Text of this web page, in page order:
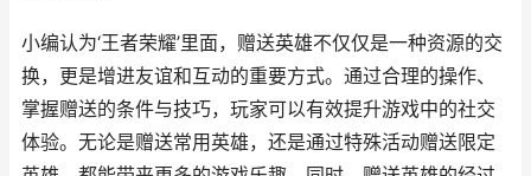
小编认为‘王者荣耀’里面，赠送英雄不仅仅是一种资源的交
换，更是增进友谊和互动的重要方式。通过合理的操作、
掌握赠送的条件与技巧，玩家可以有效提升游戏中的社交
体验。无论是赠送常用英雄，还是通过特殊活动赠送限定